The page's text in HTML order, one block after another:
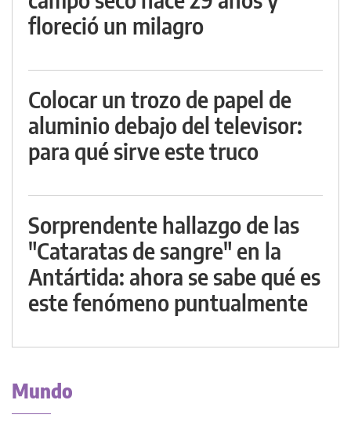
floreció un milagro
Colocar un trozo de papel de
aluminio debajo del televisor:
para qué sirve este truco
Sorprendente hallazgo de las
"Cataratas de sangre" en la
Antártida: ahora se sabe qué es
este fenómeno puntualmente
Mundo